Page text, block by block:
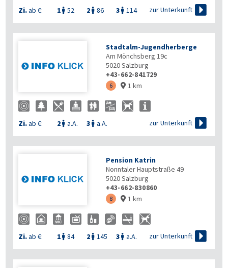
Zi.ab €: 1  52 2  86 3  114 zur Unterkunft 
Stadtalm-Jugendherberge
Am Mönchsberg 19c
5020Salzburg
+43-662-841729
6  1 km
Zi.ab €: 2  a.A. 3  a.A. zur Unterkunft 
Pension Katrin
Nonntaler Hauptstraße 49
5020Salzburg
+43-662-830860
8  1 km
Zi.ab €: 1  84 2  145 3  a.A. zur Unterkunft 